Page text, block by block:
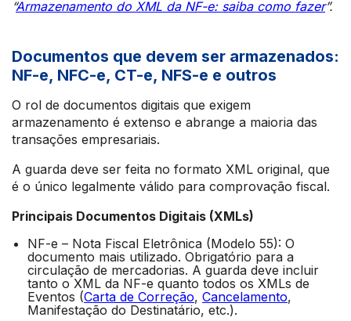
“Armazenamento do XML da NF-e: saiba como fazer”.
Documentos que devem ser armazenados:
NF-e, NFC-e, CT-e, NFS-e e outros
O rol de documentos digitais que exigem
armazenamento é extenso e abrange a maioria das
transações empresariais.
A guarda deve ser feita no formato XML original, que
é o único legalmente válido para comprovação fiscal.
Principais Documentos Digitais (XMLs)
NF-e – Nota Fiscal Eletrônica (Modelo 55): O
documento mais utilizado. Obrigatório para a
circulação de mercadorias. A guarda deve incluir
tanto o XML da NF-e quanto todos os XMLs de
Eventos (Carta de Correção, Cancelamento,
Manifestação do Destinatário, etc.).